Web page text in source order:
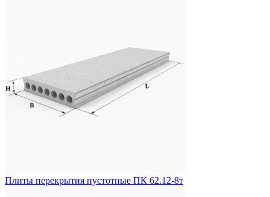
Плиты перекрытия пустотные ПК 62.12-8т